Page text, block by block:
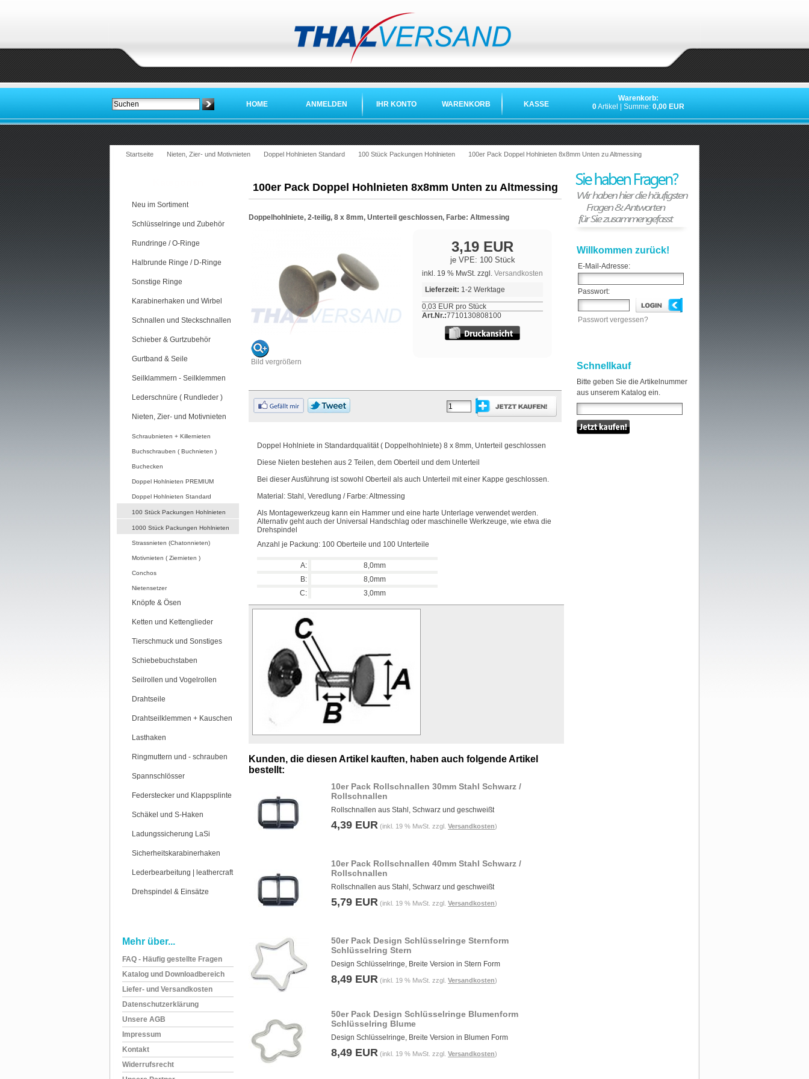
HOME ANMELDEN IHR KONTO WARENKORB KASSE
Warenkorb:
0Artikel | Summe: 0,00 EUR
Startseite Nieten, Zier- und Motivnieten Doppel Hohlnieten Standard 100 Stück Packungen Hohlnieten 100er Pack Doppel Hohlnieten 8x8mm Unten zu Altmessing
Neu im Sortiment
Schlüsselringe und Zubehör
Rundringe / O-Ringe
Halbrunde Ringe / D-Ringe
Sonstige Ringe
Karabinerhaken und Wirbel
Schnallen und Steckschnallen
Schieber & Gurtzubehör
Gurtband & Seile
Seilklammern - Seilklemmen
Lederschnüre ( Rundleder )
Nieten, Zier- und Motivnieten
Schraubnieten + Killernieten
Buchschrauben ( Buchnieten )
Buchecken
Doppel Hohlnieten PREMIUM
Doppel Hohlnieten Standard
100 Stück Packungen Hohlnieten
1000 Stück Packungen Hohlnieten
Strassnieten (Chatonnieten)
Motivnieten ( Ziernieten )
Conchos
Nietensetzer
Knöpfe & Ösen
Ketten und Kettenglieder
Tierschmuck und Sonstiges
Schiebebuchstaben
Seilrollen und Vogelrollen
Drahtseile
Drahtseilklemmen + Kauschen
Lasthaken
Ringmuttern und - schrauben
Spannschlösser
Federstecker und Klappsplinte
Schäkel und S-Haken
Ladungssicherung LaSi
Sicherheitskarabinerhaken
Lederbearbeitung | leathercraft
Drehspindel & Einsätze
Mehr über...
FAQ - Häufig gestellte Fragen
Katalog und Downloadbereich
Liefer- und Versandkosten
Datenschutzerklärung
Unsere AGB
Impressum
Kontakt
Widerrufsrecht
100er Pack Doppel Hohlnieten 8x8mm Unten zu Altmessing
Doppelhohlniete, 2-teilig, 8 x 8mm, Unterteil geschlossen, Farbe: Altmessing
Bild vergrößern
3,19 EUR
je VPE: 100 Stück
inkl. 19 % MwSt. zzgl. Versandkosten
Lieferzeit: 1-2 Werktage
0,03 EUR pro Stück
Art.Nr.:7710130808100
Doppel Hohlniete in Standardqualität ( Doppelhohlniete) 8 x 8mm, Unterteil geschlossen
Diese Nieten bestehen aus 2 Teilen, dem Oberteil und dem Unterteil
Bei dieser Ausführung ist sowohl Oberteil als auch Unterteil mit einer Kappe geschlossen.
Material: Stahl, Veredlung / Farbe: Altmessing
Als Montagewerkzeug kann ein Hammer und eine harte Unterlage verwendet werden.
Alternativ geht auch der Universal Handschlag oder maschinelle Werkzeuge, wie etwa die
Drehspindel
Anzahl je Packung: 100 Oberteile und 100 Unterteile
A:
8,0mm
B:
8,0mm
C:
3,0mm
Kunden, die diesen Artikel kauften, haben auch folgende Artikel
bestellt:
10er Pack Rollschnallen 30mm Stahl Schwarz /
Rollschnallen
Rollschnallen aus Stahl, Schwarz und geschweißt
4,39 EUR (inkl. 19 % MwSt. zzgl. Versandkosten)
10er Pack Rollschnallen 40mm Stahl Schwarz /
Rollschnallen
Rollschnallen aus Stahl, Schwarz und geschweißt
5,79 EUR (inkl. 19 % MwSt. zzgl. Versandkosten)
50er Pack Design Schlüsselringe Sternform
Schlüsselring Stern
Design Schlüsselringe, Breite Version in Stern Form
8,49 EUR (inkl. 19 % MwSt. zzgl. Versandkosten)
50er Pack Design Schlüsselringe Blumenform
Schlüsselring Blume
Design Schlüsselringe, Breite Version in Blumen Form
8,49 EUR (inkl. 19 % MwSt. zzgl. Versandkosten)
Willkommen zurück!
E-Mail-Adresse:
Passwort:
Passwort vergessen?
Schnellkauf
Bitte geben Sie die Artikelnummer
aus unserem Katalog ein.